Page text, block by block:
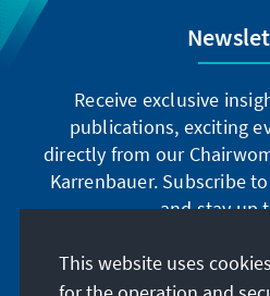
Receive exclusive
publications, exciting
directly from our
Karrenbauer. Subscribe
and stay up
This website uses